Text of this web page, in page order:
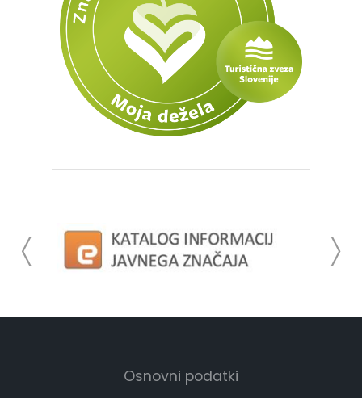
Osnovni podatki